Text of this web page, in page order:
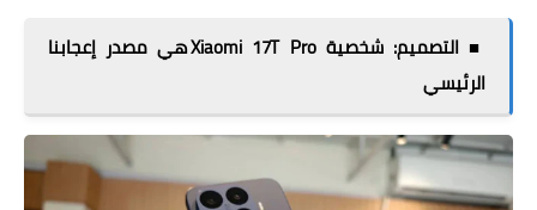
■ التصميم: شخصية Xiaomi 17T Pro هي مصدر إعجابنا
الرئيسي